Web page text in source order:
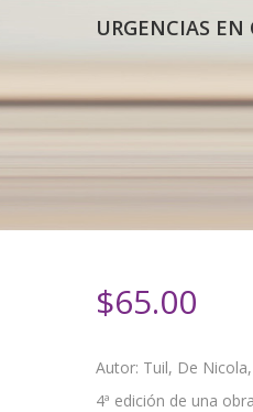
URGENCIAS
$65.00
Autor: Tuil, De
4ª edición de una